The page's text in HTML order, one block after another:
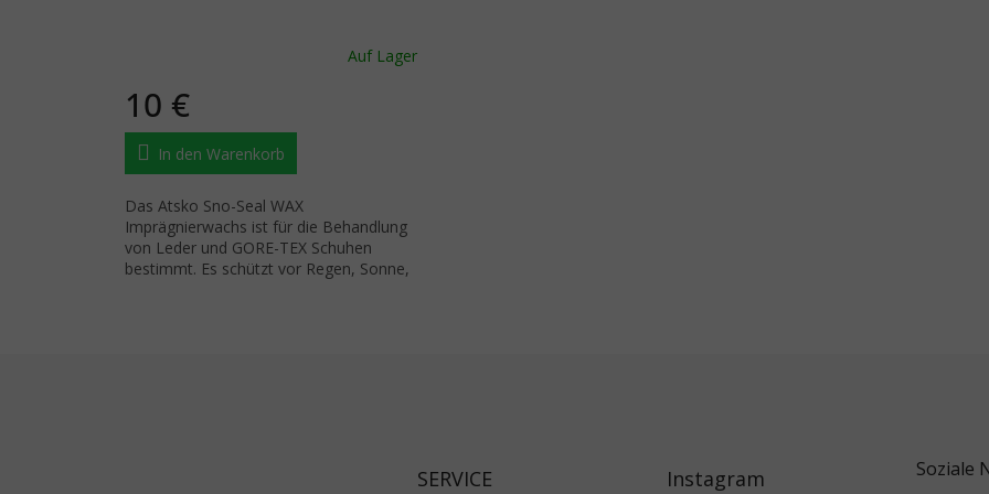
Auf Lager
10 €
In den Warenkorb
Das Atsko Sno-Seal WAX
Imprägnierwachs ist für die Behandlung
von Leder und GORE-TEX Schuhen
bestimmt. Es schützt vor Regen, Sonne,
SERVICE Instagram Soziale